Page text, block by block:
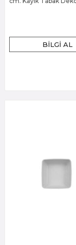
BILGI AL